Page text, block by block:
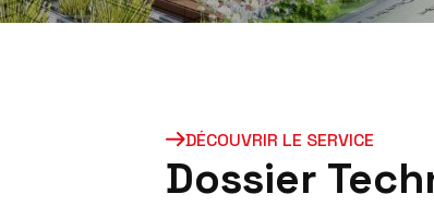
DÉCOUVRIR LE SERVICE
Dossier Tech